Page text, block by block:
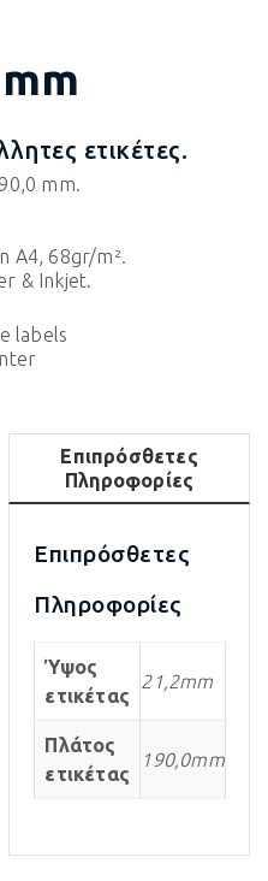
ετικέτες.
mm.
A4, 68gr/m².
& Inkjet.
labels
Επιπρόσθετες
Πληροφορίες
Επιπρόσθετες
Πληροφορίες
Ύψος
ετικέτας
21,2mm
Πλάτος
ετικέτας
190,0mm